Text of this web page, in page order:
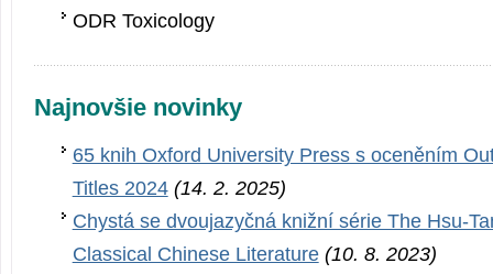
ODR Toxicology
Najnovšie novinky
65 knih Oxford University Press s oceněním
Titles 2024 (14. 2. 2025)
Chystá se dvoujazyčná knižní série The Hsu-
Classical Chinese Literature (10. 8. 2023)